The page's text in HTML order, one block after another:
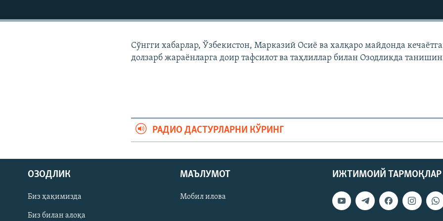
На русском
ИЖТИМОИЙ ТАРМОҚЛАР
Сўнгги хабарлар, Ўзбекистон, Марказий Осиë ва халқаро майдонда
долзарб жараëнларга доир тафсилот ва таҳлиллар билан Озодликда
РАДИО ДАСТУРЛАРНИ КЎРИНГ
ИЖТИМОИЙ ТАРМОҚЛАР
ОЗОДЛИК
Биз ҳақимизда
Биз билан алоқа
МАЪЛУМОТ
Мобил илова